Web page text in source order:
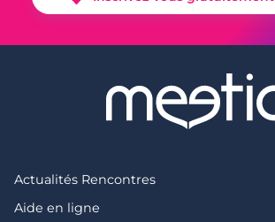
Actualités Rencontres
Aide en ligne